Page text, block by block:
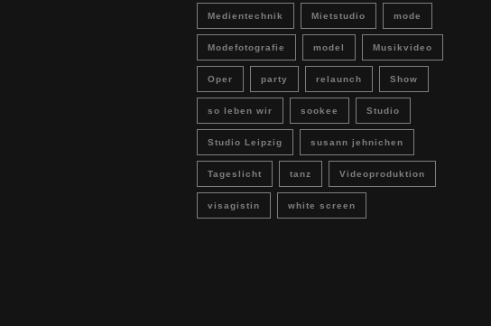
Medientechnik Mietstudio mode
Modefotografie model Musikvideo
Oper party relaunch Show
so leben wir sookee Studio
Studio Leipzig susann jehnichen
Tageslicht tanz Videoproduktion
visagistin white screen